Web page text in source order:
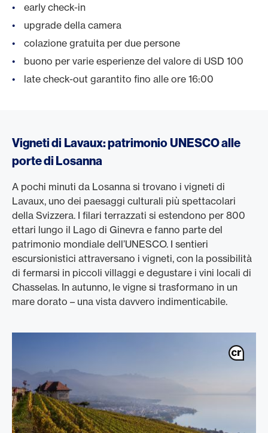
early check-in
upgrade della camera
colazione gratuita per due persone
buono per varie esperienze del valore di USD 100
late check-out garantito fino alle ore 16:00
Vigneti di Lavaux: patrimonio UNESCO alle
porte di Losanna
A pochi minuti da Losanna si trovano i vigneti di
Lavaux, uno dei paesaggi culturali più spettacolari
della Svizzera. I filari terrazzati si estendono per 800
ettari lungo il Lago di Ginevra e fanno parte del
patrimonio mondiale dell’UNESCO. I sentieri
escursionistici attraversano i vigneti, con la possibilità
di fermarsi in piccoli villaggi e degustare i vini locali di
Chasselas. In autunno, le vigne si trasformano in un
mare dorato – una vista davvero indimenticabile.